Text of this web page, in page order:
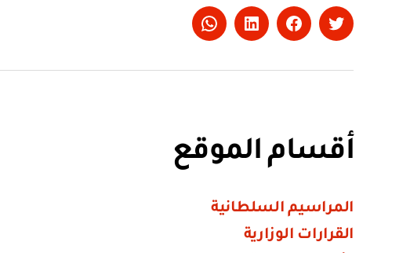
Twitter
Facebook
LinkedIn
Whatsapp
أقسام الموقع
المراسيم السلطانية
القرارات الوزارية